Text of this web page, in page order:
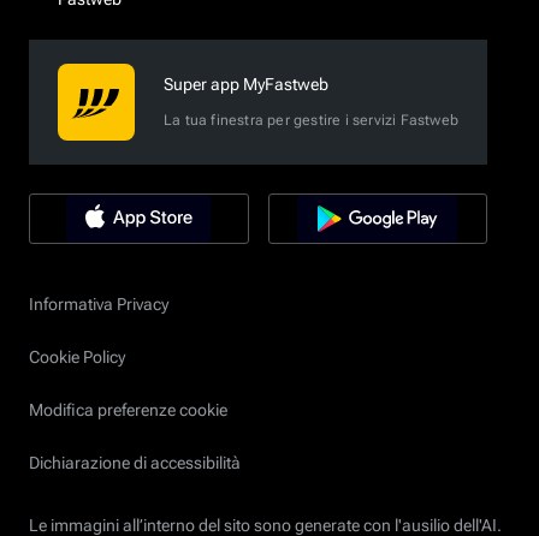
Super app MyFastweb
La tua finestra per gestire i servizi Fastweb
Informativa Privacy
Cookie Policy
Modifica preferenze cookie
Dichiarazione di accessibilità
Le immagini all’interno del sito sono generate con l'ausilio dell'AI.